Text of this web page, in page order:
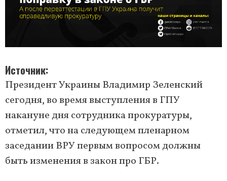
Источник
Президент Украины Владимир Зеленский
сегодня, во время выступления в ГПУ
накануне дня сотрудника прокуратуры,
отметил, что на следующем пленарном
заседании ВРУ первым вопросом должны
быть изменения в закон про ГБР.